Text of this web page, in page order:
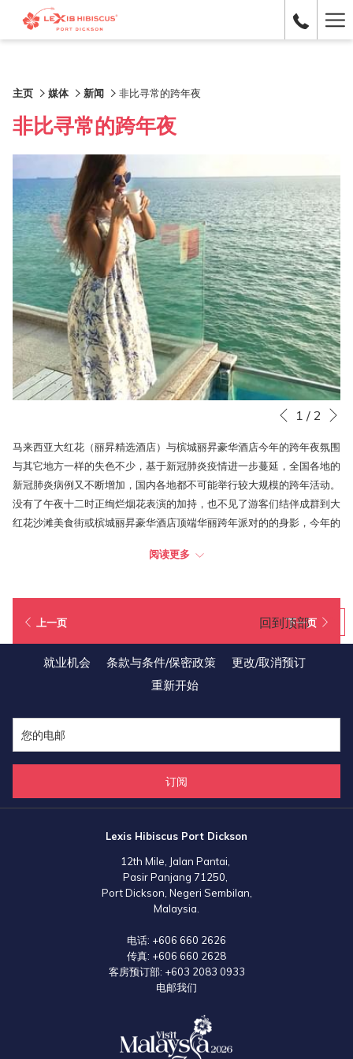
主页 媒体 新闻 非比寻常的跨年夜
非比寻常的跨年夜
幻
片
放
映
控
制
点
以
下
链
接
将
面
的
容
上一页 1 / 2
马来西亚大红花（丽昇精选酒店）与槟城丽昇豪华酒店今年的跨年夜氛围
与其它地方一样的失色不少，基于新冠肺炎疫情进一步蔓延，全国各地的
新冠肺炎病例又不断增加，国内各地都不可能举行较大规模的跨年活动。
没有了午夜十二时正绚烂烟花表演的加持，也不见了游客们结伴成群到大
红花沙滩美食街或槟城丽昇豪华酒店顶端华丽跨年派对的的身影，今年的
店）和槟城丽昇豪华酒店的宾客们还是能够与家人好友在宽敞舒适的酒店
房里自得其乐。拥有自己的私人泳池和蒸汽房无疑让他们房里的私人小倒
疫情仍处于令人担忧的状态，但对于选择在马来西亚大红花（丽昇精选酒
阅读更多
上一页 下一页
回到顶部
就业机会 条款与条件/保密政策
更改/取消预订
重新开始
订阅
Lexis Hibiscus Port Dickson
12th Mile, Jalan Pantai,
Pasir Panjang 71250,
Port Dickson, Negeri Sembilan,
Malaysia.
电话: +606 660 2626
传真: +606 660 2628
客房预订部: +603 2083 0933
电邮我们